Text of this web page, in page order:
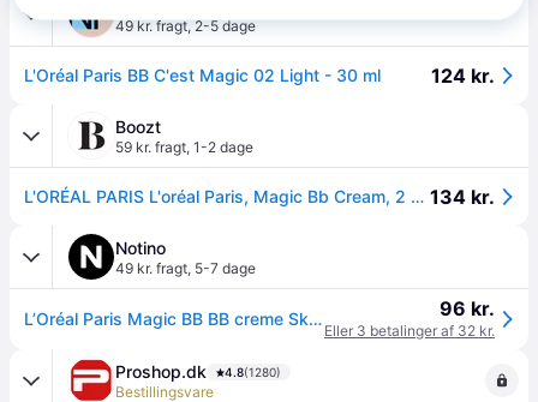
49 kr. fragt, 2-5 dage
L'Oréal Paris BB C'est Magic 02 Light - 30 ml 124 kr.
Boozt
59 kr. fragt, 1-2 dage
L'ORÉAL PARIS L'oréal Paris, Magic Bb Cream, 2 Light, 30ml | 39 G 134 kr.
Notino
49 kr. fragt, 5-7 dage
L’Oréal Paris Magic BB BB creme Skygge Light 30 ml - 30 ml 96 kr.
Eller 3 betalinger af 32 kr.
Proshop.dk 4.8(1280)
Bestillingsvare